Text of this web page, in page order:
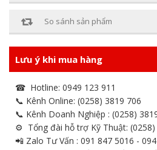
So sánh sản phẩm
Lưu ý khi mua hàng
☎ Hotline: 0949 123 911
📞 Kênh Online: (0258) 3819 706
📞 Kênh Doanh Nghiệp : (0258)
⚙ Tổng đài hỗ trợ Kỹ Thuật: (0258)
📲 Zalo Tư Vấn : 091 847 5016 -